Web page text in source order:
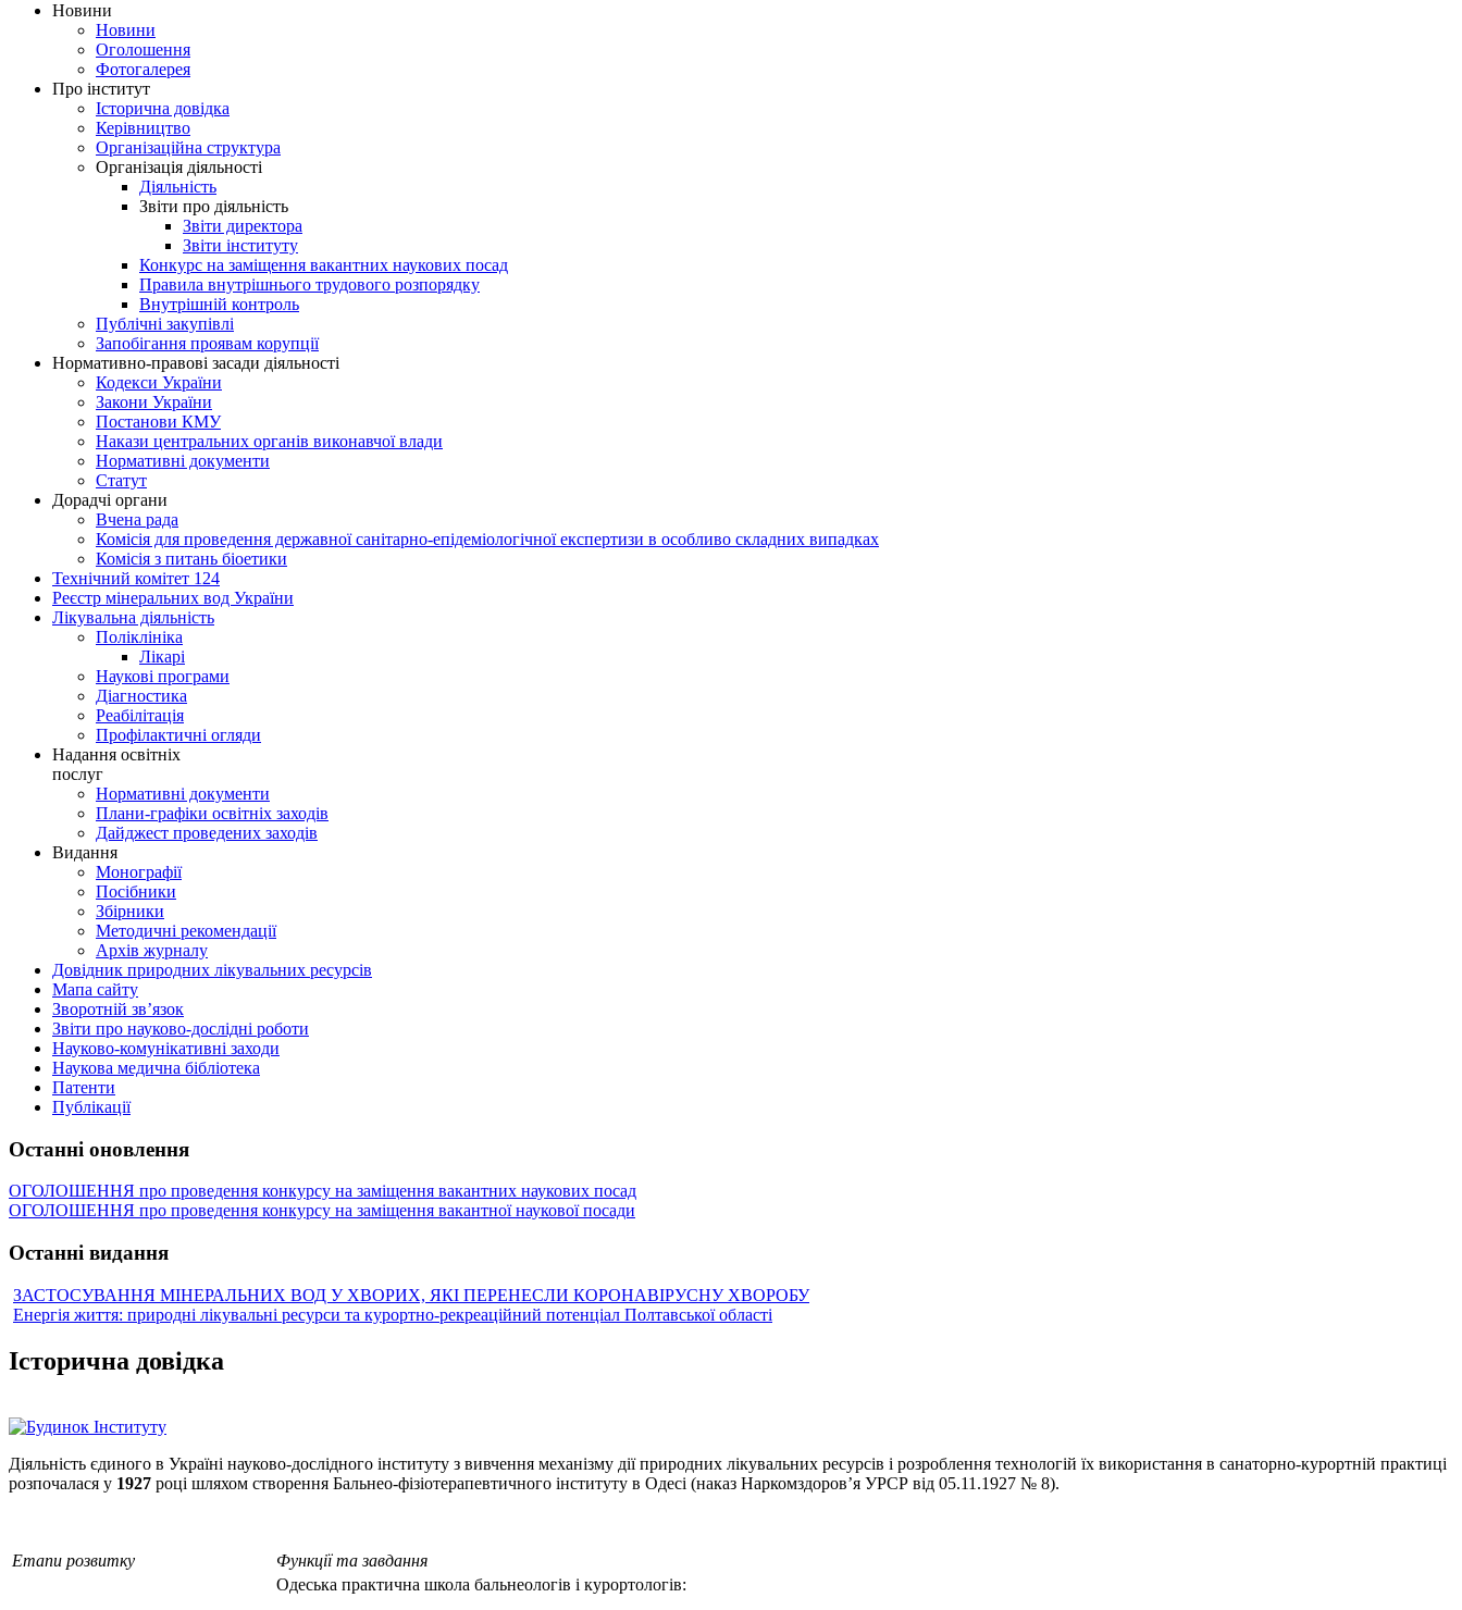
Новини
Новини
Оголошення
Фотогалерея
Про інститут
Історична довідка
Керівництво
Організаційна структура
Організація діяльності
Діяльність
Звіти про діяльність
Звіти директора
Звіти інституту
Конкурс на заміщення вакантних наукових посад
Правила внутрішнього трудового розпорядку
Внутрішній контроль
Публічні закупівлі
Запобігання проявам корупції
Нормативно-правові засади діяльності
Кодекси України
Закони України
Постанови КМУ
Накази центральних органів виконавчої влади
Нормативні документи
Статут
Дорадчі органи
Вчена рада
Комісія для проведення державної санітарно-епідеміологічної експертизи в особливо складних випадках
Комісія з питань біоетики
Технічний комітет 124
Реєстр мінеральних вод України
Лікувальна діяльність
Поліклініка
Лікарі
Наукові програми
Діагностика
Реабілітація
Профілактичні огляди
Надання освітніх
послуг
Нормативні документи
Плани-графіки освітніх заходів
Дайджест проведених заходів
Видання
Монографії
Посібники
Збірники
Методичні рекомендації
Архів журналу
Довідник природних лікувальних ресурсів
Мапа сайту
Зворотній зв’язок
Звіти про науково-дослідні роботи
Науково-комунікативні заходи
Наукова медична бібліотека
Патенти
Публікації
Останні оновлення
ОГОЛОШЕННЯ про проведення конкурсу на заміщення вакантних наукових посад
ОГОЛОШЕННЯ про проведення конкурсу на заміщення вакантної наукової посади
Останні видання
ЗАСТОСУВАННЯ МІНЕРАЛЬНИХ ВОД У ХВОРИХ, ЯКІ ПЕРЕНЕСЛИ КОРОНАВІРУСНУ ХВОРОБУ
Енергія життя: природні лікувальні ресурси та курортно-рекреаційний потенціал Полтавської області
Історична довідка
Діяльність єдиного в Україні науково-дослідного інституту з вивчення механізму дії природних лікувальних ресурсів і розроблення технологій їх використання в санаторно-курортній практиці
розпочалася у 1927 році шляхом створення Бальнео-фізіотерапевтичного інституту в Одесі (наказ Наркомздоровʼя УРСР від 05.11.1927 № 8).
Етапи розвитку Функції та завдання
Одеська практична школа бальнеологів і курортологів: